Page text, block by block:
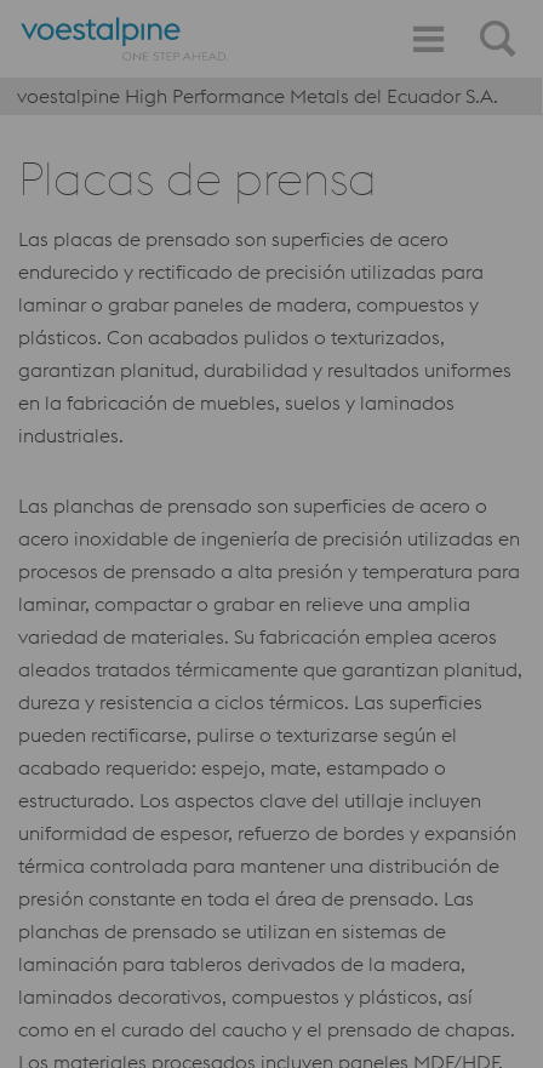
voestalpine High Performance Metals del Ecuador S.A.
Placas de prensa
Las placas de prensado son superficies de acero
endurecido y rectificado de precisión utilizadas para
laminar o grabar paneles de madera, compuestos y
plásticos. Con acabados pulidos o texturizados,
garantizan planitud, durabilidad y resultados uniformes
en la fabricación de muebles, suelos y laminados
industriales.
Las planchas de prensado son superficies de acero o
acero inoxidable de ingeniería de precisión utilizadas en
procesos de prensado a alta presión y temperatura para
laminar, compactar o grabar en relieve una amplia
variedad de materiales. Su fabricación emplea aceros
aleados tratados térmicamente que garantizan planitud,
dureza y resistencia a ciclos térmicos. Las superficies
pueden rectificarse, pulirse o texturizarse según el
acabado requerido: espejo, mate, estampado o
estructurado. Los aspectos clave del utillaje incluyen
uniformidad de espesor, refuerzo de bordes y expansión
térmica controlada para mantener una distribución de
presión constante en toda el área de prensado. Las
planchas de prensado se utilizan en sistemas de
laminación para tableros derivados de la madera,
laminados decorativos, compuestos y plásticos, así
como en el curado del caucho y el prensado de chapas.
Los materiales procesados incluyen paneles MDF/HDF,